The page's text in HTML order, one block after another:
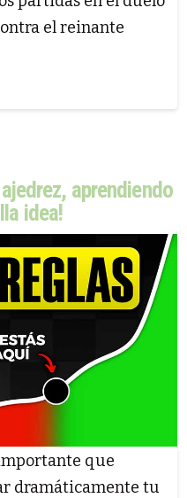
el reinante
ajedrez, aprendiendo
idea!
que
dramáticamente tu